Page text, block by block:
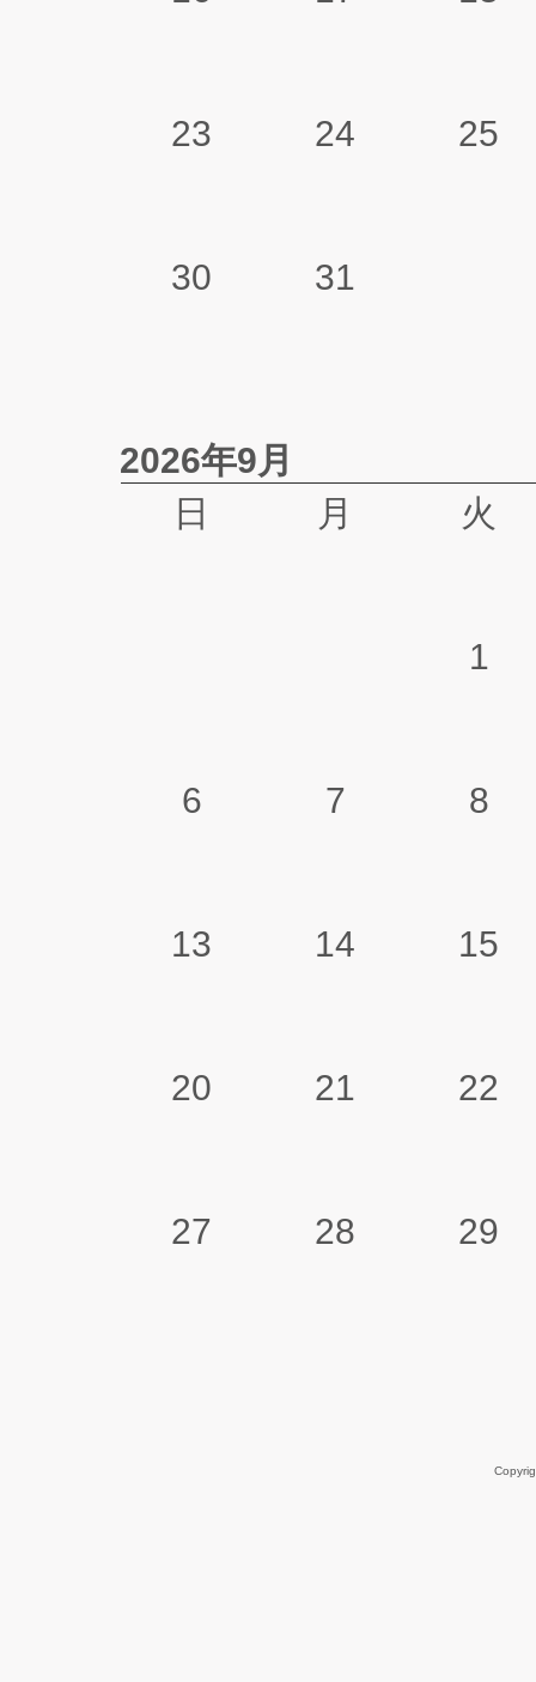
23 24 25
30 31
2026年9月
日
月 火
1
6 7 8
13 14 15
20 21 22
27 28 29